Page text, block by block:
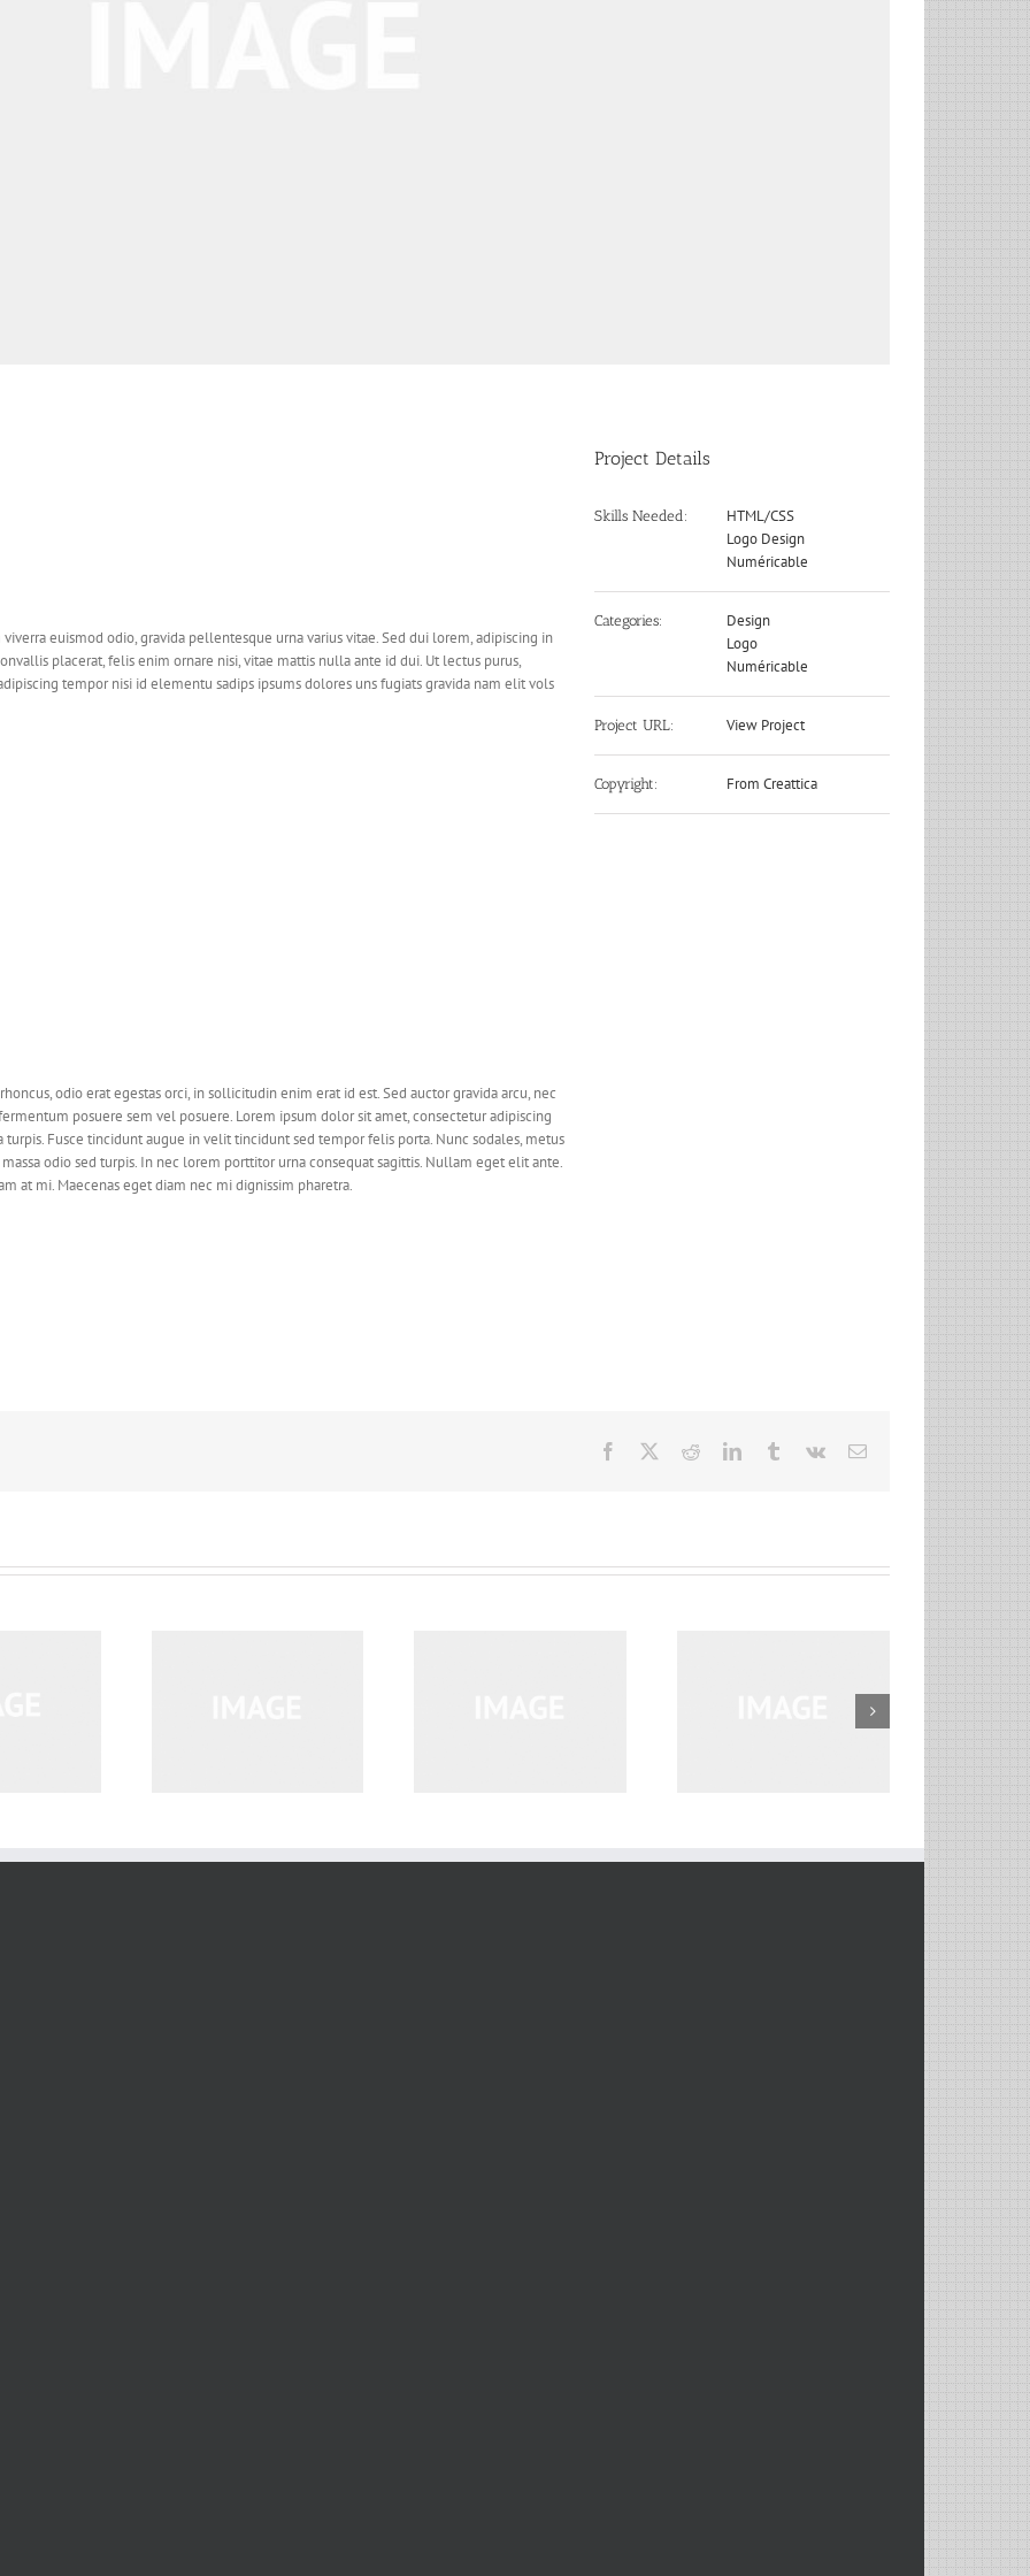
euismod odio, gravida pellentesque urna varius vitae. Sed dui lorem, adipiscing in
placerat, felis enim ornare nisi, vitae mattis nulla ante id dui. Ut lectus purus,
tempor nisi id elementu sadips ipsums dolores uns fugiats gravida nam elit vols
odio erat egestas orci, in sollicitudin enim erat id est. Sed auctor gravida arcu, nec
posuere sem vel posuere. Lorem ipsum dolor sit amet, consectetur adipiscing
Fusce tincidunt augue in velit tincidunt sed tempor felis porta. Nunc sodales, metus
odio sed turpis. In nec lorem porttitor urna consequat sagittis. Nullam eget elit ante.
at mi. Maecenas eget diam nec mi dignissim pharetra.
Project Details
Skills Needed:
HTML/CSS
Logo Design
Numéricable
Categories:
Design
Logo
Numéricable
Project URL: View Project
Copyright: From Creattica
Facebook RedditLinkedInTumblrVk Email